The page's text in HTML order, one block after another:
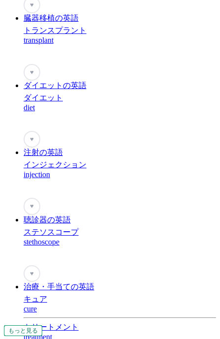
もっと見る
もっと見る
もっと見る
もっと見る
もっと見る
もっと見る
もっと見る
もっと見る
もっと見る
もっと見る
もっと見る
もっと見る
♥
臓器移植の英語
トランスプラント
transplant
♥
ダイエットの英語
ダイエット
diet
♥
注射の英語
インジェクション
injection
♥
聴診器の英語
ステソスコープ
stethoscope
♥
治療・手当ての英語
キュア
cure
トリートメント
treatment
もっと見る
もっと見る
もっと見る